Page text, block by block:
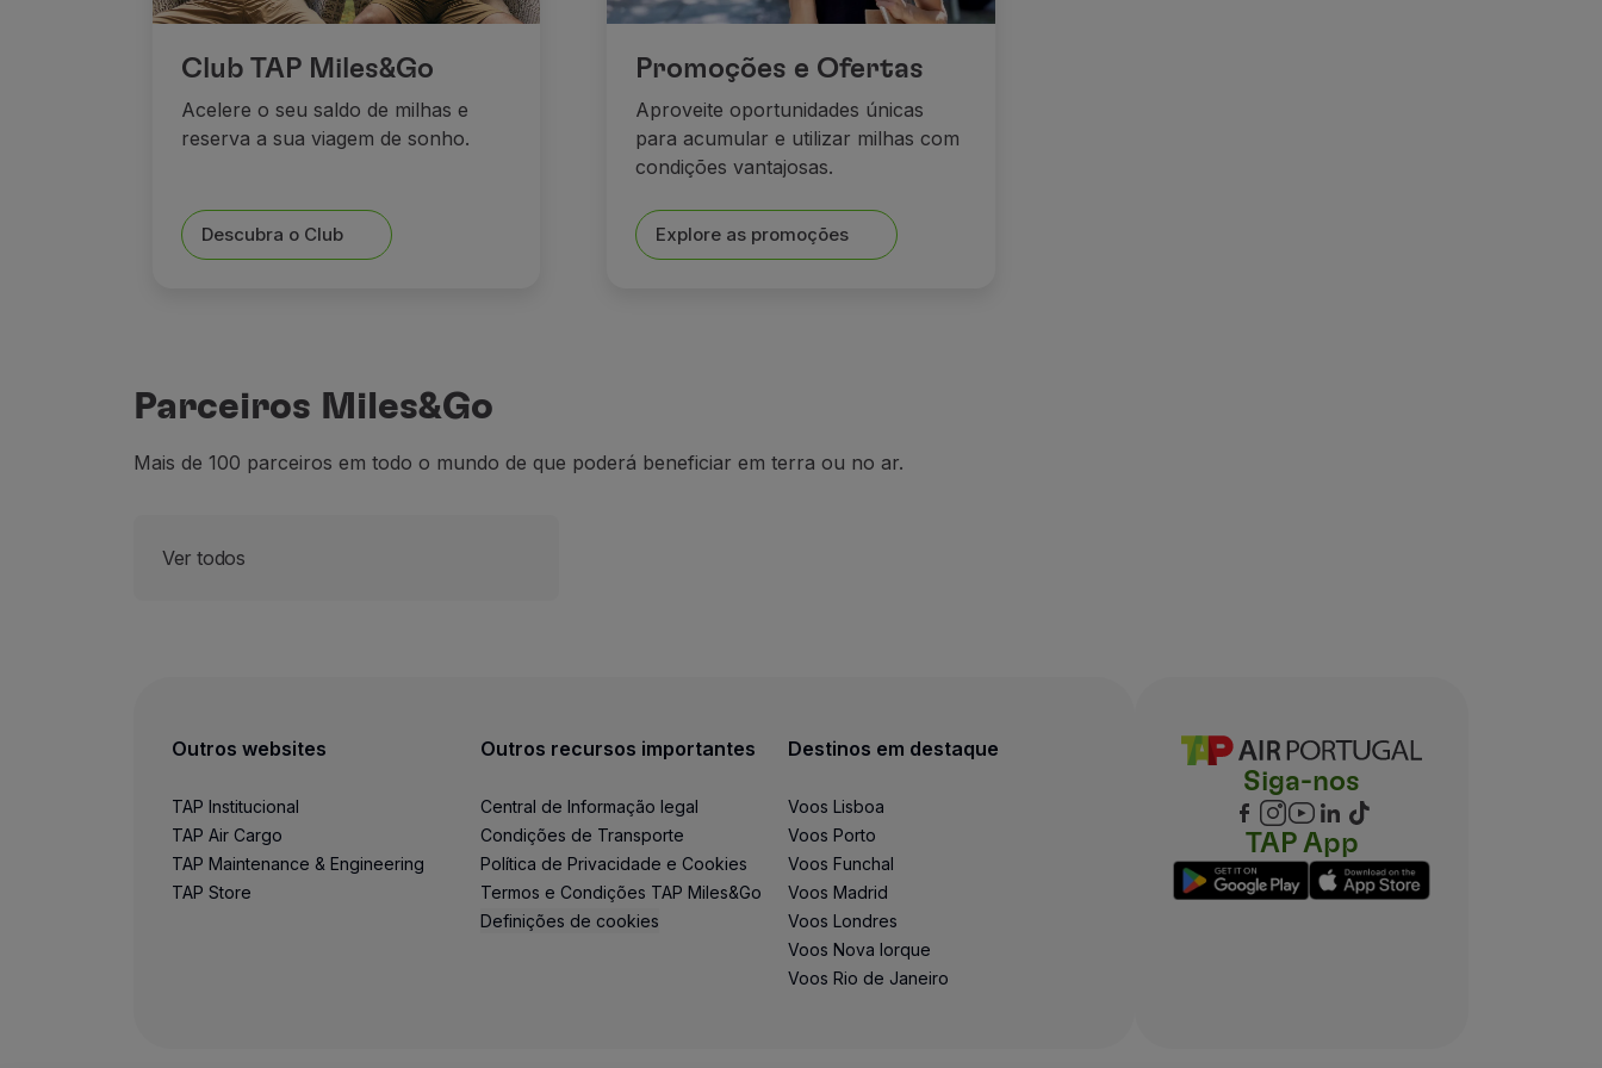
Club TAP Miles&Go
Acelere o seu saldo de milhas e
reserva a sua viagem de sonho.
Descubra o Club
Promoções e Ofertas
Aproveite oportunidades únicas
para acumular e utilizar milhas com
condições vantajosas.
Explore as promoções
Parceiros Miles&Go
Mais de 100 parceiros em todo o mundo de que poderá beneficiar em terra ou no ar.
Ver todos
Outros websites
TAP Institucional
TAP Air Cargo
TAP Maintenance & Engineering
TAP Store
Outros recursos importantes
Central de Informação legal
Condições de Transporte
Política de Privacidade e Cookies
Termos e Condições TAP Miles&Go
Definições de cookies
Destinos em destaque
Voos Lisboa
Voos Porto
Voos Funchal
Voos Madrid
Voos Londres
Voos Nova Iorque
Voos Rio de Janeiro
Siga-nos
TAP App